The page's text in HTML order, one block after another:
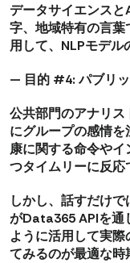
データサイエンス
字、地域特有の言
用して、NLPモデル
— 目的 #4: パブリ
公共部門のアナリ
にグループの感情
康に関する命令や
つタイムリーに反応
しかし、話すだけ
がData365 APIを通
ように活用して実
てみるのが最適な時